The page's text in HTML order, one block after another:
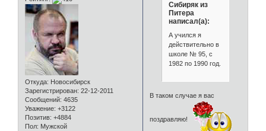
Откуда: Новосибирск
Зарегистрирован: 22-12-2011
Сообщений: 4635
Уважение: +3122
Позитив: +4884
Пол: Мужской
Сибиряк из
Питера
написал(а):
А учился я
действительно в
школе № 95, с
1982 по 1990 год.
В таком случае я вас
поздравляю!